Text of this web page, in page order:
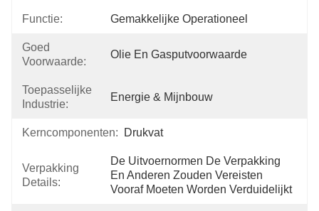
Functie: Gemakkelijke Operationeel
Goed
Voorwaarde:
Olie En Gasputvoorwaarde
Toepasselijke
Industrie:
Energie & Mijnbouw
Kerncomponenten: Drukvat
Verpakking
Details:
De Uitvoernormen De Verpakking
En Anderen Zouden Vereisten
Vooraf Moeten Worden Verduidelijkt